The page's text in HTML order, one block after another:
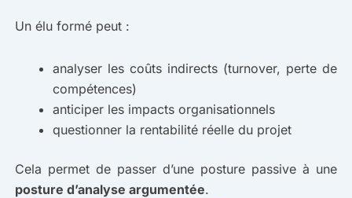
Un élu formé peut :
analyser les coûts indirects (turnover, perte de
compétences)
anticiper les impacts organisationnels
questionner la rentabilité réelle du projet
Cela permet de passer d’une posture passive à une
posture d’analyse argumentée.